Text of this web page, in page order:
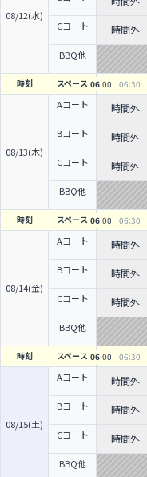
08/12(水)
Cコート 時間外
BBQ他
時刻 スペース 06:00 06:30
08/13(木)
Aコート 時間外
Bコート 時間外
Cコート 時間外
BBQ他
時刻 スペース 06:00 06:30
08/14(金)
Aコート 時間外
Bコート 時間外
Cコート 時間外
BBQ他
時刻 スペース 06:00 06:30
08/15(土)
Aコート 時間外
Bコート 時間外
Cコート 時間外
BBQ他